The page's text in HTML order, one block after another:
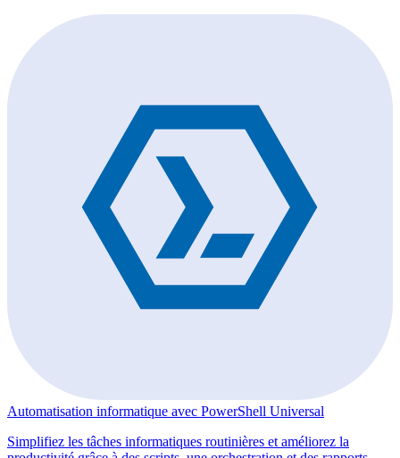
Automatisation informatique avec PowerShell Universal
Simplifiez les tâches informatiques routinières et améliorez la